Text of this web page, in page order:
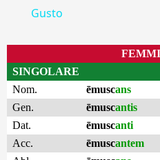
Gusto
SINGOLARE
Nom.
ēmuscans
Gen.
ēmuscantis
Dat.
ēmuscanti
Acc.
ēmuscantem